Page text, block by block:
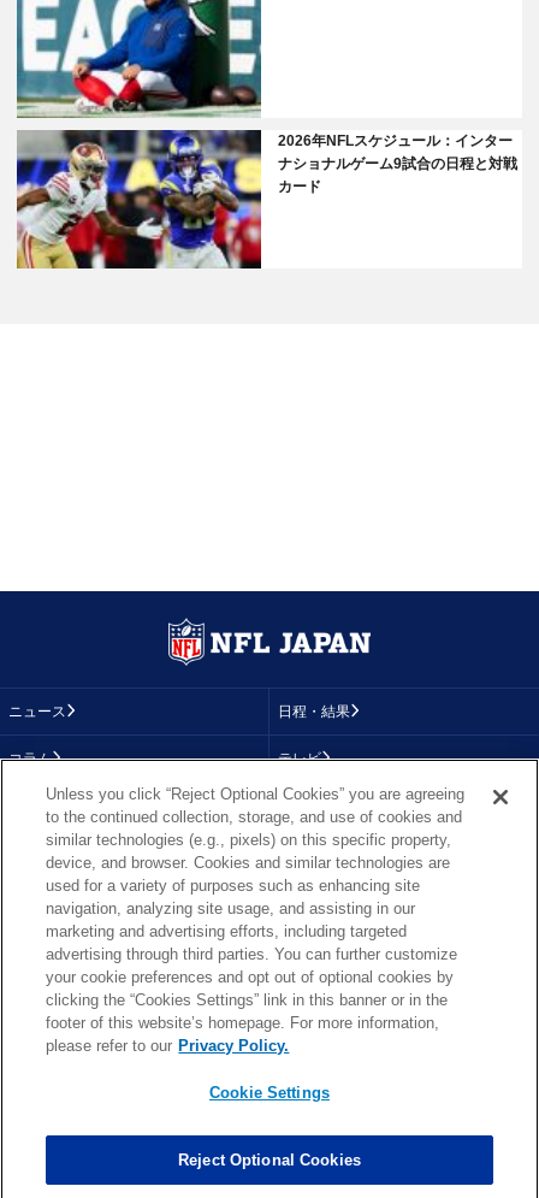
2026年NFLスケジュール：インター
ナショナルゲーム9試合の日程と対戦
カード
ニュース 日程・結果
コラム テレビ
画像
順位表
About NFL
More NFL 特集
TOP お問い合わせ FAQ
PHOTO BY AP Images / PHOTO BY Getty Images
Unless you click “Reject Optional Cookies” you are agreeing
to the continued collection, storage, and use of cookies and
similar technologies (e.g., pixels) on this specific property,
device, and browser. Cookies and similar technologies are
used for a variety of purposes such as enhancing site
navigation, analyzing site usage, and assisting in our
marketing and advertising efforts, including targeted
advertising through third parties. You can further customize
your cookie preferences and opt out of optional cookies by
clicking the “Cookies Settings” link in this banner or in the
footer of this website’s homepage. For more information,
please refer to our Privacy Policy.
Cookie Settings
Reject Optional Cookies